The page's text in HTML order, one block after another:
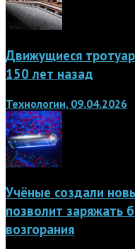
Движущиеся
150 лет назад
Технологии, 09.04.2026
Учёные создали
позволит заряжать
возгорания